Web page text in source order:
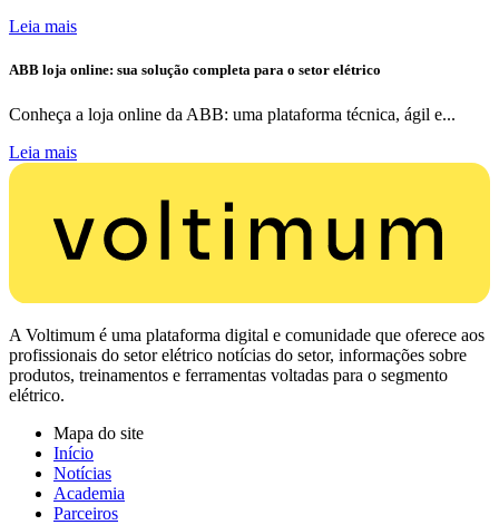
Leia mais
ABB loja online: sua solução completa para o setor elétrico
Conheça a loja online da ABB: uma plataforma técnica, ágil e...
Leia mais
A Voltimum é uma plataforma digital e comunidade que oferece aos
profissionais do setor elétrico notícias do setor, informações sobre
produtos, treinamentos e ferramentas voltadas para o segmento
elétrico.
Mapa do site
Início
Notícias
Academia
Parceiros